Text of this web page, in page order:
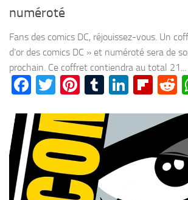
numéroté
Fans des comics DC, réjouissez-vous. Un
d’or des comics DC » et numéroté sera de
prochain. Ce coffret contiendra au total 21...
Facebook
Twitter
Pinterest
Tumblr